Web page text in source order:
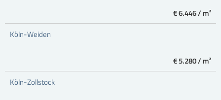
€ 6.446 / m²
Köln-Weiden
€ 5.280 / m²
Köln-Zollstock